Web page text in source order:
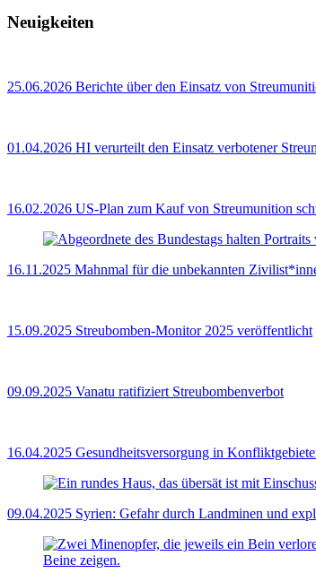
Neuigkeiten
25.06.2026 Berichte über den Einsatz von
01.04.2026 HI verurteilt den Einsatz verbotener
16.02.2026 US‑Plan zum Kauf von Streumunition
16.11.2025 Mahnmal für die unbekannten
15.09.2025 Streubomben-Monitor 2025 veröffentlicht
09.09.2025 Vanatu ratifiziert Streubombenverbot
16.04.2025 Gesundheitsversorgung in
09.04.2025 Syrien: Gefahr durch Landminen und